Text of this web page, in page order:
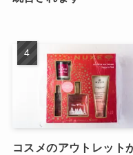
コスメのアウトレット